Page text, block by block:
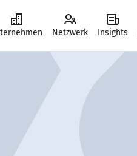
Netzwerk Insights